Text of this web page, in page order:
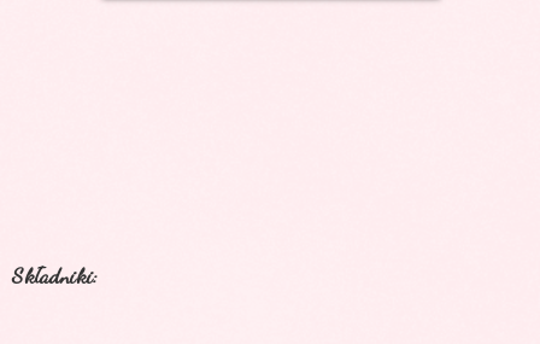
Składniki: